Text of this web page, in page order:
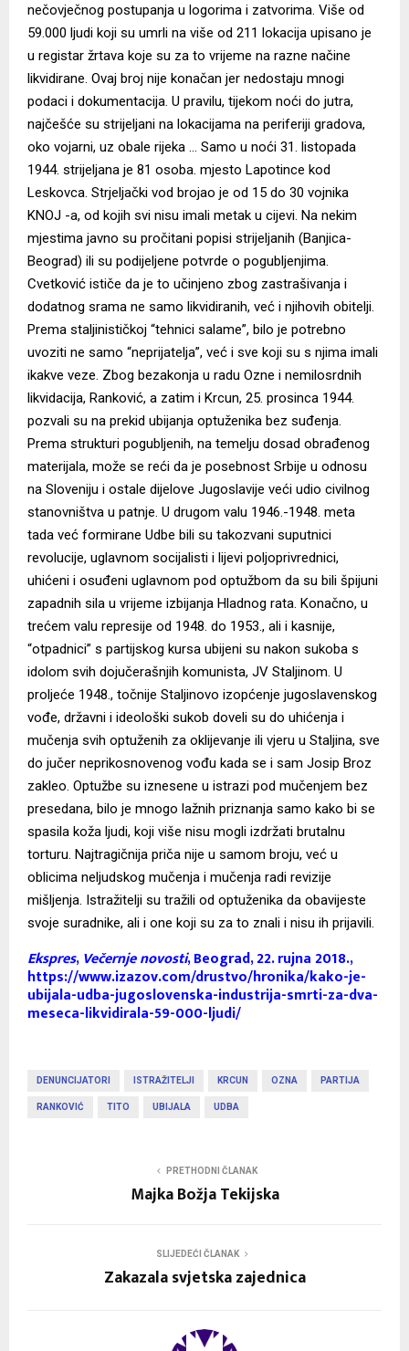
nečovječnog postupanja u logorima i zatvorima. Više od
59.000 ljudi koji su umrli na više od 211 lokacija upisano je
u registar žrtava koje su za to vrijeme na razne načine
likvidirane. Ovaj broj nije konačan jer nedostaju mnogi
podaci i dokumentacija. U pravilu, tijekom noći do jutra,
najčešće su strijeljani na lokacijama na periferiji gradova,
oko vojarni, uz obale rijeka … Samo u noći 31. listopada
1944. strijeljana je 81 osoba. mjesto Lapotince kod
Leskovca. Strjeljački vod brojao je od 15 do 30 vojnika
KNOJ -a, od kojih svi nisu imali metak u cijevi. Na nekim
mjestima javno su pročitani popisi strijeljanih (Banjica-
Beograd) ili su podijeljene potvrde o pogubljenjima.
Cvetković ističe da je to učinjeno zbog zastrašivanja i
dodatnog srama ne samo likvidiranih, već i njihovih obitelji.
Prema staljinističkoj “tehnici salame”, bilo je potrebno
uvoziti ne samo “neprijatelja”, već i sve koji su s njima imali
ikakve veze. Zbog bezakonja u radu Ozne i nemilosrdnih
likvidacija, Ranković, a zatim i Krcun, 25. prosinca 1944.
pozvali su na prekid ubijanja optuženika bez suđenja.
Prema strukturi pogubljenih, na temelju dosad obrađenog
materijala, može se reći da je posebnost Srbije u odnosu
na Sloveniju i ostale dijelove Jugoslavije veći udio civilnog
stanovništva u patnje. U drugom valu 1946.-1948. meta
tada već formirane Udbe bili su takozvani suputnici
revolucije, uglavnom socijalisti i lijevi poljoprivrednici,
uhićeni i osuđeni uglavnom pod optužbom da su bili špijuni
zapadnih sila u vrijeme izbijanja Hladnog rata. Konačno, u
trećem valu represije od 1948. do 1953., ali i kasnije,
“otpadnici” s partijskog kursa ubijeni su nakon sukoba s
idolom svih dojučerašnjih komunista, JV Staljinom. U
proljeće 1948., točnije Staljinovo izopćenje jugoslavenskog
vođe, državni i ideološki sukob doveli su do uhićenja i
mučenja svih optuženih za oklijevanje ili vjeru u Staljina, sve
do jučer neprikosnovenog vođu kada se i sam Josip Broz
zakleo. Optužbe su iznesene u istrazi pod mučenjem bez
presedana, bilo je mnogo lažnih priznanja samo kako bi se
spasila koža ljudi, koji više nisu mogli izdržati brutalnu
torturu. Najtragičnija priča nije u samom broju, već u
oblicima neljudskog mučenja i mučenja radi revizije
mišljenja. Istražitelji su tražili od optuženika da obavijeste
svoje suradnike, ali i one koji su za to znali i nisu ih prijavili.
Ekspres,Večernje novosti, Beograd, 22. rujna 2018.,
https://www.izazov.com/drustvo/hronika/kako-je-
ubijala-udba-jugoslovenska-industrija-smrti-za-dva-
meseca-likvidirala-59-000-ljudi/
DENUNCIJATORI ISTRAŽITELJI KRCUN OZNA PARTIJA
RANKOVIĆ TITO UBIJALA UDBA
PRETHODNI ČLANAK
Majka Božja Tekijska
SLIJEDEĆI ČLANAK
Zakazala svjetska zajednica